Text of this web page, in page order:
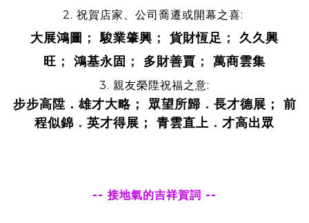
2. 祝賀店家、公司喬遷或開幕之喜:
大展鴻圖 ；駿業肇興 ； 貨財恆足 ； 久久興
旺 ； 鴻基永固 ； 多財善賈 ； 萬商雲集
3. 親友榮陞祝福之意:
步步高陞．雄才大略； 眾望所歸 ． 長才德展； 前
程似錦 ． 英才得展； 青雲直上 ． 才高出眾
-- 接地氣的吉祥賀詞 --